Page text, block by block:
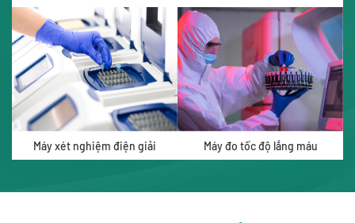
Máy xét nghiệm điện giải Máy đo tốc độ lắng máu